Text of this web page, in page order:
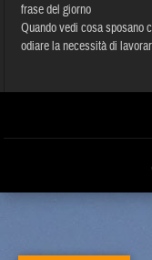
frase del giorno
Quando vedi cosa sposano
odiare la necessità di